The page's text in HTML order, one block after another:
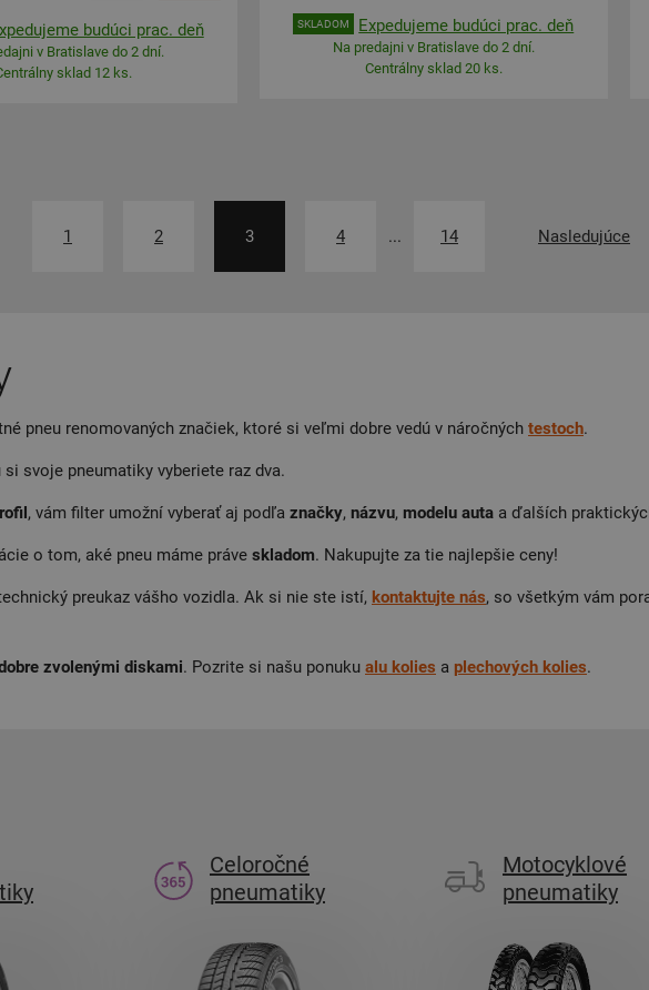
budúci prac. deň
v Bratislave do 2 dní.
sklad 12 ks.
SKLADOM Expedujeme budúci prac. deň
Na predajni v Bratislave do 2 dní.
Centrálny sklad 20 ks.
1 2 3 4 ... 14 Nasledujúce
pneu renomovaných značiek, ktoré si veľmi dobre vedú v náročných testoch.
svoje pneumatiky vyberiete raz dva.
, vám filter umožní vyberať aj podľa značky, názvu, modelu auta a ďalších
o tom, aké pneu máme práve skladom. Nakupujte za tie najlepšie ceny!
preukaz vášho vozidla. Ak si nie ste istí, kontaktujte nás, so všetkým vám
zvolenými diskami. Pozrite si našu ponuku alu kolies a plechových kolies.
Celoročné
pneumatiky
Motocyklové
pneumatiky